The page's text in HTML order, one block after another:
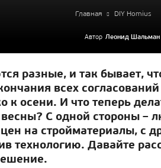
Главная DIY Homius
Автор Леонид Шальман
разные, и так бывает,
всех
к осени. И что теперь
С одной стороны –
на стройматериалы, с
технологию. Давайте